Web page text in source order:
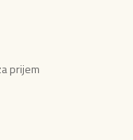
prijem